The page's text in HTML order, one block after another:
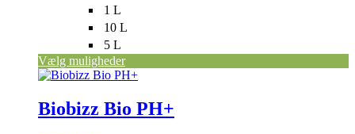
1 L
10 L
5 L
Vælg muligheder
Biobizz Bio PH+
Dette
har
flere